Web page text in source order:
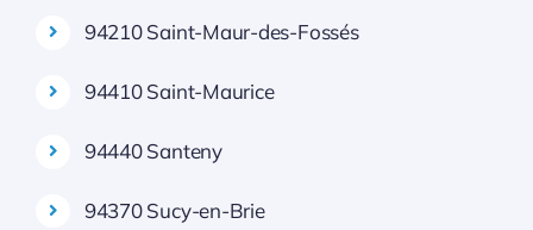
94210 Saint-Maur-des-Fossés
94410 Saint-Maurice
94440 Santeny
94370 Sucy-en-Brie